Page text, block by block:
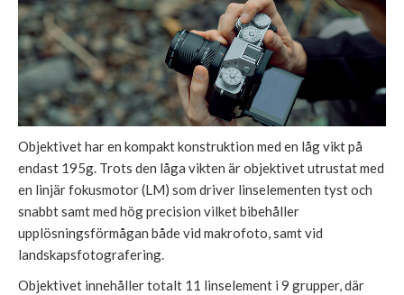
Objektivet har en kompakt konstruktion med en låg vikt på
endast 195g. Trots den låga vikten är objektivet utrustat med
en linjär fokusmotor (LM) som driver linselementen tyst och
snabbt samt med hög precision vilket bibehåller
upplösningsförmågan både vid makrofoto, samt vid
landskapsfotografering.
Objektivet innehåller totalt 11 linselement i 9 grupper, där